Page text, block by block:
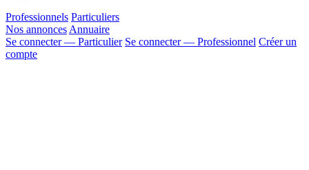
Professionnels Particuliers
Nos annonces Annuaire
Se connecter — Particulier Se connecter — Professionnel Créer un
compte